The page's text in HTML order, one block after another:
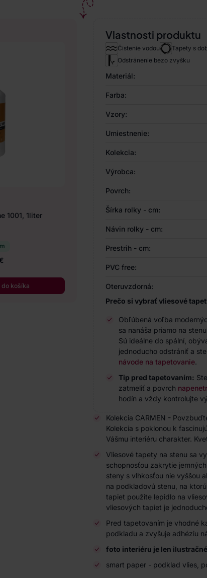
Vlastnosti produktu
Čistenie vodou Tapety s
Odstránenie bezo zvyšku
Materiál:
Farba:
Vzory:
Umiestnenie:
Kolekcia:
Výrobca:
Povrch:
Šírka rolky - cm:
Návin rolky - cm:
Prestrih - cm:
PVC free:
Oteruvzdorná:
Prečo si vybrať vliesové
Obľúbená voľba
sa nanáša priamo na
Sú ideálne do spální,
jednoducho odstrániť a
návode na tapetovanie.
Tip pred tapetovaním:
zatmeliť a povrch
hodín a vždy kontrolujte
Kolekcia CARMEN -
Kolekcia s poklonou k
Vášmu interiéru charakter.
Vliesové tapety na stenu sa
schopnosťou zakrytie
steny s vlhkosťou nie vyššou
na podkladovú stenu, na
tapiet použite lepidlo na
vliesových tapiet je
Pred tapetovaním je vhodné
podkladu a zvyšuje adhéziu
foto interiéru je len
smart paper - podklad vlies,
1001, 1liter
košíka